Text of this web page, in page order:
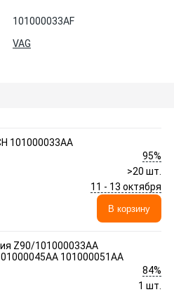
101000033AF
VAG
101000033AA
95%
>20 шт.
11 - 13 октября
В корзину
Z90/101000033AA
101000051AA
84%
1 шт.